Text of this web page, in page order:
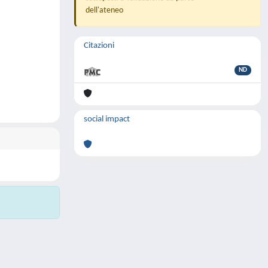
dell'ateneo
Citazioni
ND
social impact